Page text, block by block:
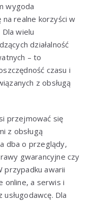
wygoda
na realne korzyści w
wielu
działalność
– to
czasu i
z obsługą
przejmować się
z obsługą
dba o przeglądy,
gwarancyjne czy
przypadku awarii
online, a serwis i
Dla